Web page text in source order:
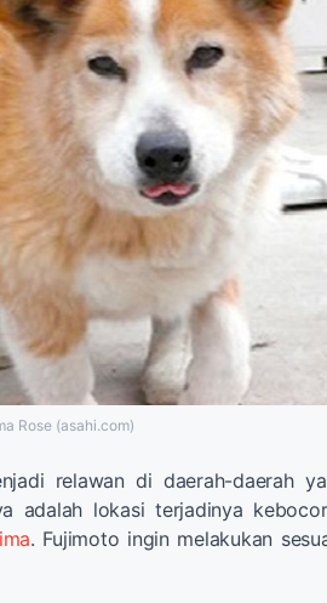
Rose (asahi.com)
relawan di daerah-daerah
adalah lokasi terjadinya
. Fujimoto ingin melakukan